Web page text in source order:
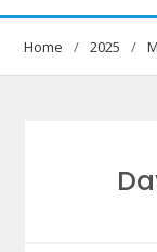
Home 2025